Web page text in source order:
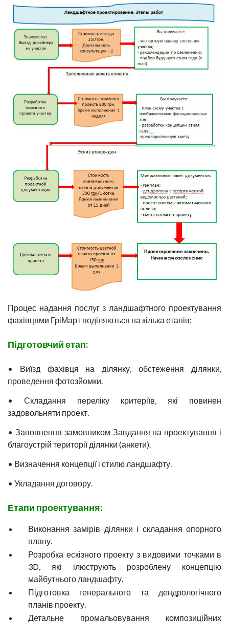
Процес надання послуг з ландшафтного проектування
фахівцями ГріМарт поділяються на кілька етапів:
Підготовчий етап:
• Виїзд фахівця на ділянку, обстеження ділянки,
проведення фотозйомки.
• Складання переліку критеріїв, які повинен
задовольняти проект.
• Заповнення замовником Завдання на проектування і
благоустрій території ділянки (анкети).
• Визначення концепції і стилю ландшафту.
• Укладання договору.
Етапи проектування:
Виконання замірів ділянки і складання опорного
плану.
Розробка ескізного проекту з видовими точками в
3D, які ілюструють розроблену концепцію
майбутнього ландшафту.
Підготовка генерального та дендрологічного
планів проекту.
Детальне промальовування композиційних